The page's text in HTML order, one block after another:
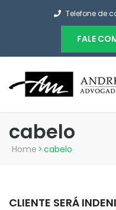
Telefone de
FALE
cabelo
Home > cabelo
CLIENTE SERÁ